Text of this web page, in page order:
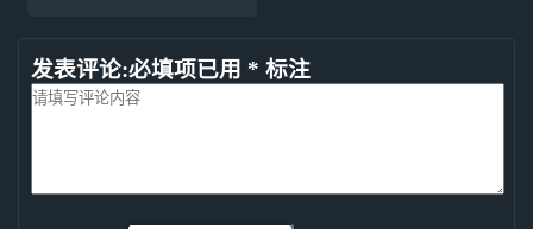
发表评论:必填项已用 * 标注